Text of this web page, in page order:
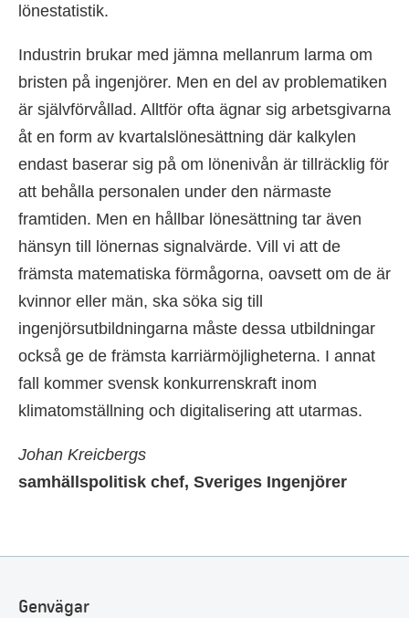
lönestatistik.
Industrin brukar med jämna mellanrum larma om
bristen på ingenjörer. Men en del av problematiken
är självförvållad. Alltför ofta ägnar sig arbetsgivarna
åt en form av kvartalslönesättning där kalkylen
endast baserar sig på om lönenivån är tillräcklig för
att behålla personalen under den närmaste
framtiden. Men en hållbar lönesättning tar även
hänsyn till lönernas signalvärde. Vill vi att de
främsta matematiska förmågorna, oavsett om de är
kvinnor eller män, ska söka sig till
ingenjörsutbildningarna måste dessa utbildningar
också ge de främsta karriärmöjligheterna. I annat
fall kommer svensk konkurrenskraft inom
klimatomställning och digitalisering att utarmas.
Johan Kreicbergs
samhällspolitisk chef, Sveriges Ingenjörer
Genvägar